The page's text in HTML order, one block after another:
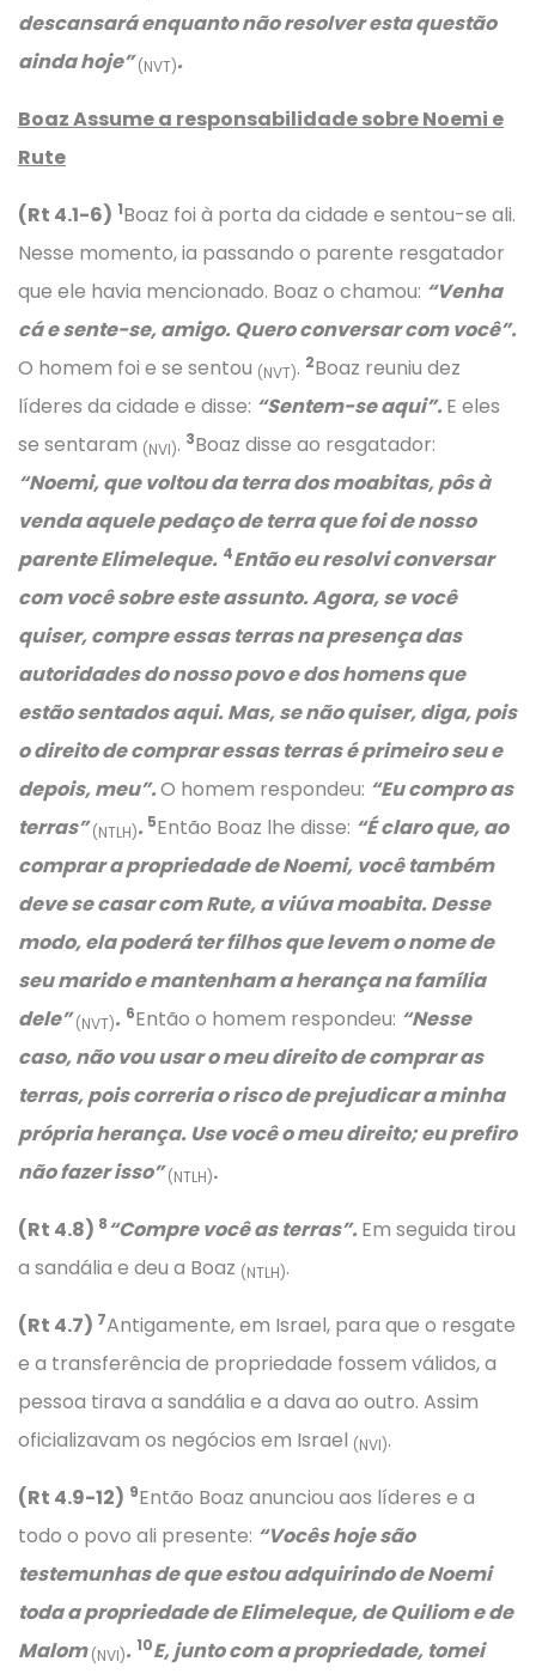
descansará enquanto não resolver esta questão
ainda hoje”(NVT).
Boaz Assume a responsabilidade sobre Noemi e
Rute
(Rt 4.1-6) 1Boaz foi à porta da cidade e sentou-se ali.
Nesse momento, ia passando o parente resgatador
que ele havia mencionado. Boaz o chamou: “Venha
cá e sente-se, amigo. Quero conversar com você”.
O homem foi e se sentou (NVT). 2Boaz reuniu dez
líderes da cidade e disse: “Sentem-se aqui”.E eles
se sentaram (NVI). 3Boaz disse ao resgatador:
“Noemi, que voltou da terra dos moabitas, pôs à
venda aquele pedaço de terra que foi de nosso
parente Elimeleque. 4Então eu resolvi conversar
com você sobre este assunto. Agora, se você
quiser, compre essas terras na presença das
autoridades do nosso povo e dos homens que
estão sentados aqui. Mas, se não quiser, diga, pois
o direito de comprar essas terras é primeiro seu e
depois, meu”.O homem respondeu: “Eu compro as
terras”(NTLH). 5Então Boaz lhe disse: “É claro que, ao
comprar a propriedade de Noemi, você também
deve se casar com Rute, a viúva moabita. Desse
modo, ela poderá ter filhos que levem o nome de
seu marido e mantenham a herança na família
dele”(NVT). 6Então o homem respondeu: “Nesse
caso, não vou usar o meu direito de comprar as
terras, pois correria o risco de prejudicar a minha
própria herança. Use você o meu direito; eu prefiro
não fazer isso”(NTLH).
(Rt 4.8) 8“Compre você as terras”.Em seguida tirou
a sandália e deu a Boaz (NTLH).
(Rt 4.7) 7Antigamente, em Israel, para que o resgate
e a transferência de propriedade fossem válidos, a
pessoa tirava a sandália e a dava ao outro. Assim
oficializavam os negócios em Israel (NVI).
(Rt 4.9-12) 9Então Boaz anunciou aos líderes e a
todo o povo ali presente: “Vocês hoje são
testemunhas de que estou adquirindo de Noemi
toda a propriedade de Elimeleque, de Quiliom e de
Malom(NVI). 10E, junto com a propriedade, tomei